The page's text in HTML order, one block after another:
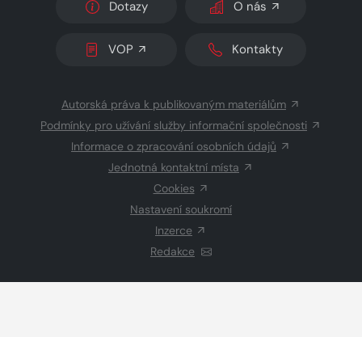
Dotazy O nás
VOP Kontakty
Autorská práva k publikovaným materiálům
Podmínky pro užívání služby informační společnosti
Informace o zpracování osobních údajů
Jednotná kontaktní místa
Cookies
Nastavení soukromí
Inzerce
Redakce